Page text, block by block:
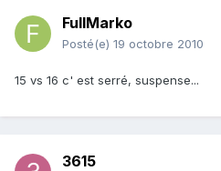
FullMarko
Posté(e) 19 octobre 2010
15 vs 16 c' est serré, suspense...
3615